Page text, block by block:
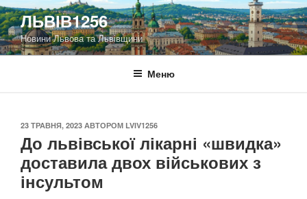
Перейти
до
вмісту
ЛЬВІВ1256
Новини Львова та Львівщини
Меню
ОПУБЛІКОВАНО
23 ТРАВНЯ, 2023 АВТОРОМ LVIV1256
До львівської лікарні «швидка»
доставила двох військових з
інсультом